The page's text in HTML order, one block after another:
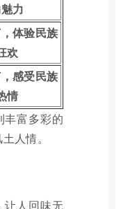
力
体验民族
欢
感受民族
情
丰富多彩的
人情。
让人回味无